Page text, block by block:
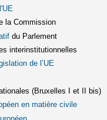
lien est externe)
la Commission
(le lien est externe)
du Parlement
interinstitutionnelles
de l’UE(le lien est
est externe)
(Bruxelles I et II bis)
en matière civile(le lien